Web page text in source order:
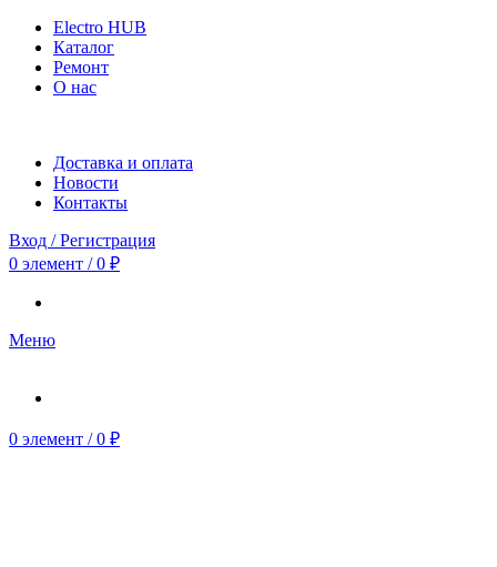
Electro HUB
Каталог
Ремонт
О нас
Доставка и оплата
Новости
Контакты
Вход / Регистрация
0 элемент / 0 ₽
Меню
0 элемент / 0 ₽